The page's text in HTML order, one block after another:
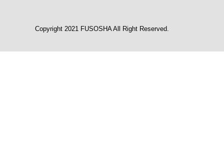
Copyright 2021 FUSOSHA All Right Reserved.